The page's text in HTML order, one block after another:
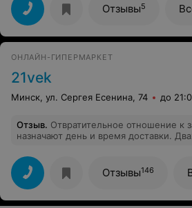
Отзывы5
ОНЛАЙН-ГИПЕРМАРКЕТ
21vek
Минск, ул. Сергея Есенина, 74 до
Отзыв. Отвратительное отношение к
назначают день и время доставки. Дважды приезжала
топливо и дважды отменили доставку.
третий раз, но как сказал старший
Александр доставка может не
непредвиденным обстоятельствам.
неуважение к заказчику. В таких
Отзывы146